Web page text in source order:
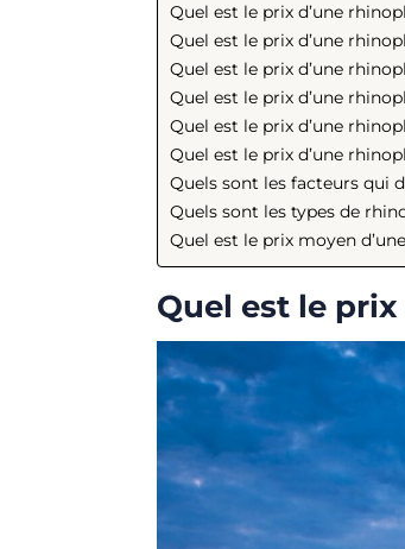
Quel est le prix d’une
Quel est le prix d’une
Quel est le prix d’une
Quel est le prix d’une
Quel est le prix d’une
Quel est le prix d’une
Quels sont les facteurs qui
Quels sont les types de
Quel est le prix moyen
Quel est le